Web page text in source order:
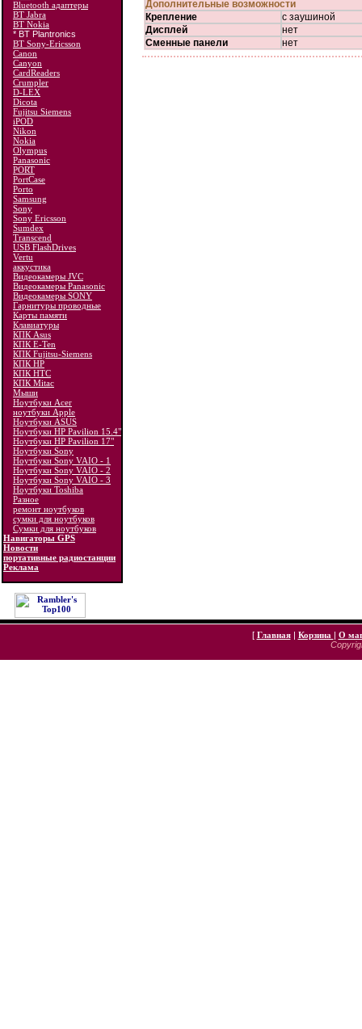
Bluetooth адаптеры
BT Jabra
BT Nokia
* BT Plantronics
BT Sony-Ericsson
Canon
Canyon
CardReaders
Crumpler
D-LEX
Dicota
Fujitsu Siemens
iPOD
Nikon
Nokia
Olympus
Panasonic
PORT
PortCase
Porto
Samsung
Sony
Sony Ericsson
Sumdex
Transcend
USB FlashDrives
Vertu
аккустика
Видеокамеры JVC
Видеокамеры Panasonic
Видеокамеры SONY
Гарнитуры проводные
Карты памяти
Клавиатуры
КПК Asus
КПК E-Ten
КПК Fujitsu-Siemens
КПК HP
КПК HTC
КПК Mitac
Мыши
Ноутбуки Acer
ноутбуки Apple
Ноутбуки ASUS
Ноутбуки HP Pavilion 15.4"
Ноутбуки HP Pavilion 17"
Ноутбуки Sony
Ноутбуки Sony VAIO - 1
Ноутбуки Sony VAIO - 2
Ноутбуки Sony VAIO - 3
Ноутбуки Toshiba
Разное
ремонт ноутбуков
сумки для ноутбуков
Сумки для ноутбуков
Навигаторы GPS
Новости
портативные радиостанции
Реклама
Дополнительные возможности
Крепление
с заушиной
Дисплей
нет
Сменные панели
нет
[ Главная| Корзина | О